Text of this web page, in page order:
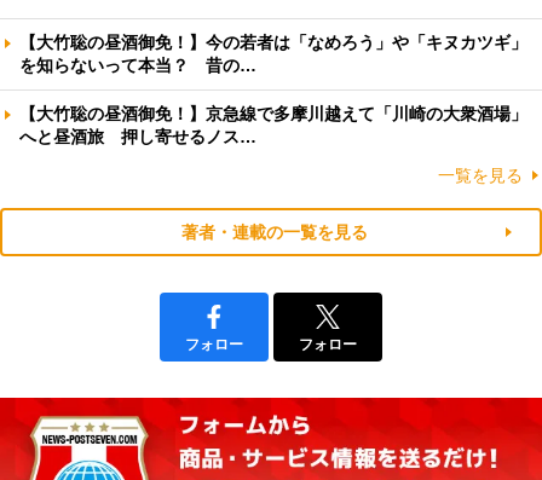
【大竹聡の昼酒御免！】今の若者は「なめろう」や「キヌカツギ」
を知らないって本当？ 昔の…
【大竹聡の昼酒御免！】京急線で多摩川越えて「川崎の大衆酒場」
へと昼酒旅 押し寄せるノス…
一覧を見る
著者・連載の一覧を見る
フォロー フォロー